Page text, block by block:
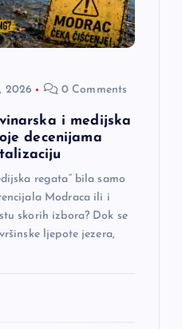
2026 0 Comments
i medijska
decenijama
regata“ bila samo
Modraca ili i
skorih izbora? Dok se
ljepote jezera,